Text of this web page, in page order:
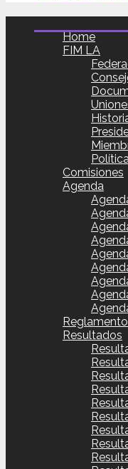
Home
FIM LA
Comisiones
Agenda
Resultados